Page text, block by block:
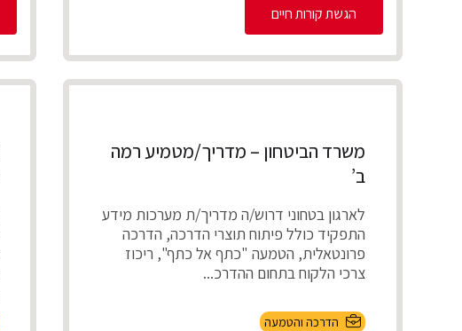
הגשת קורות חיים
משרד הביטחון – מדריך/מטמיע רמה
ב’
לארגון בטחוני דרוש/ה מדריך/ת מערכות מידע
התפקיד כולל פיתוח תוצרי הדרכה, הדרכה
פרונטאלית, הטמעה "כתף אל כתף", ריכוז
צרכי הלקוח בתחום ההדרכ...
הדרכה והטמעה